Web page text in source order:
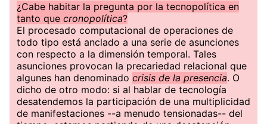
¿Cabe habitar la pregunta por la tecnopolítica en
tanto que cronopolítica?
El procesado computacional de operaciones de
todo tipo está anclado a una serie de asunciones
con respecto a la dimensión temporal. Tales
asunciones provocan la precariedad relacional que
algunes han denominado crisis de la presencia. O
dicho de otro modo: si al hablar de tecnología
desatendemos la participación de una multiplicidad
de manifestaciones --a menudo tensionadas-- del